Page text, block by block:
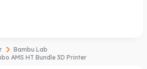
Bambu Lab
AMS HT Bundle 3D Printer